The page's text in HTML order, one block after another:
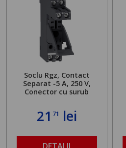
Soclu Rgz, Contact
Separat -5 A, 250 V,
Conector cu surub
21 71 lei